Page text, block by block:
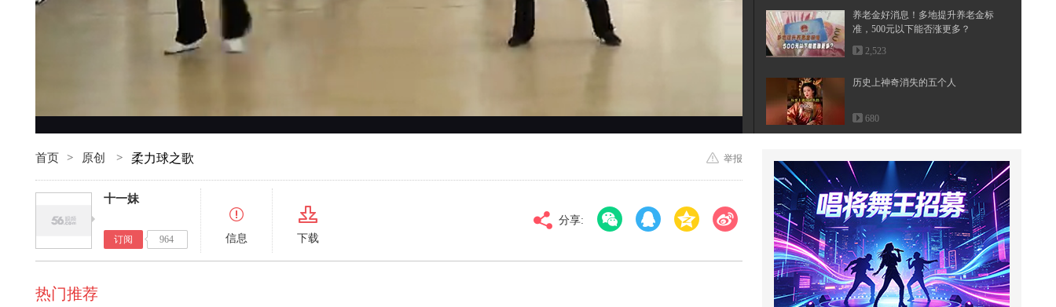
对比度
养老金好消息！多地提升养老金标
准，500元以下能否涨更多？
2,523
历史上神奇消失的五个人
680
天，都适合举杯#2026春季搜狐视
频关...
1,240
@高卿尘Nine @王艺瑾 @孙芮Rae
三个人聚在一起说什么呢！？给小
狐...
1,684
我见青山多抚媚，料青山见我应如
是。#2026春季搜狐视频关注流大
首页 > 原创 > 柔力球之歌 举报
十一妹
订阅 964 信息 下载
分享:
热门推荐